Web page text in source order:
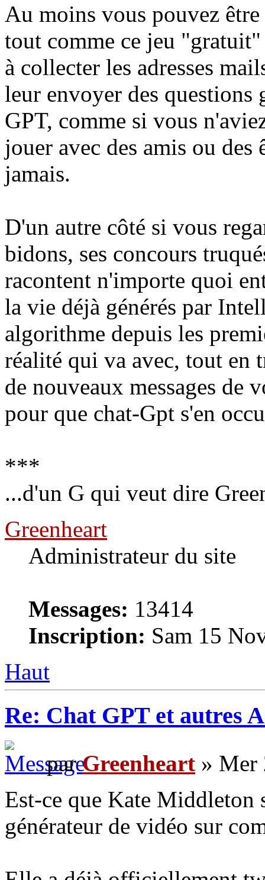
Au moins vous pouvez
tout comme ce jeu
à collecter les adresses
leur envoyer des questions
GPT, comme si vous
jouer avec des amis ou des
jamais.
D'un autre côté si vous
bidons, ses concours
racontent n'importe quoi
la vie déjà générés par
algorithme depuis les
réalité qui va avec, tout en
de nouveaux messages de
pour que chat-Gpt s'en
***
...d'un G qui veut dire
Greenheart
Administrateur du site
Messages: 13414
Inscription: Sam 15
Haut
Re: Chat GPT et autres
parGreenheart » Mer
Est-ce que Kate Middleton
générateur de vidéo sur